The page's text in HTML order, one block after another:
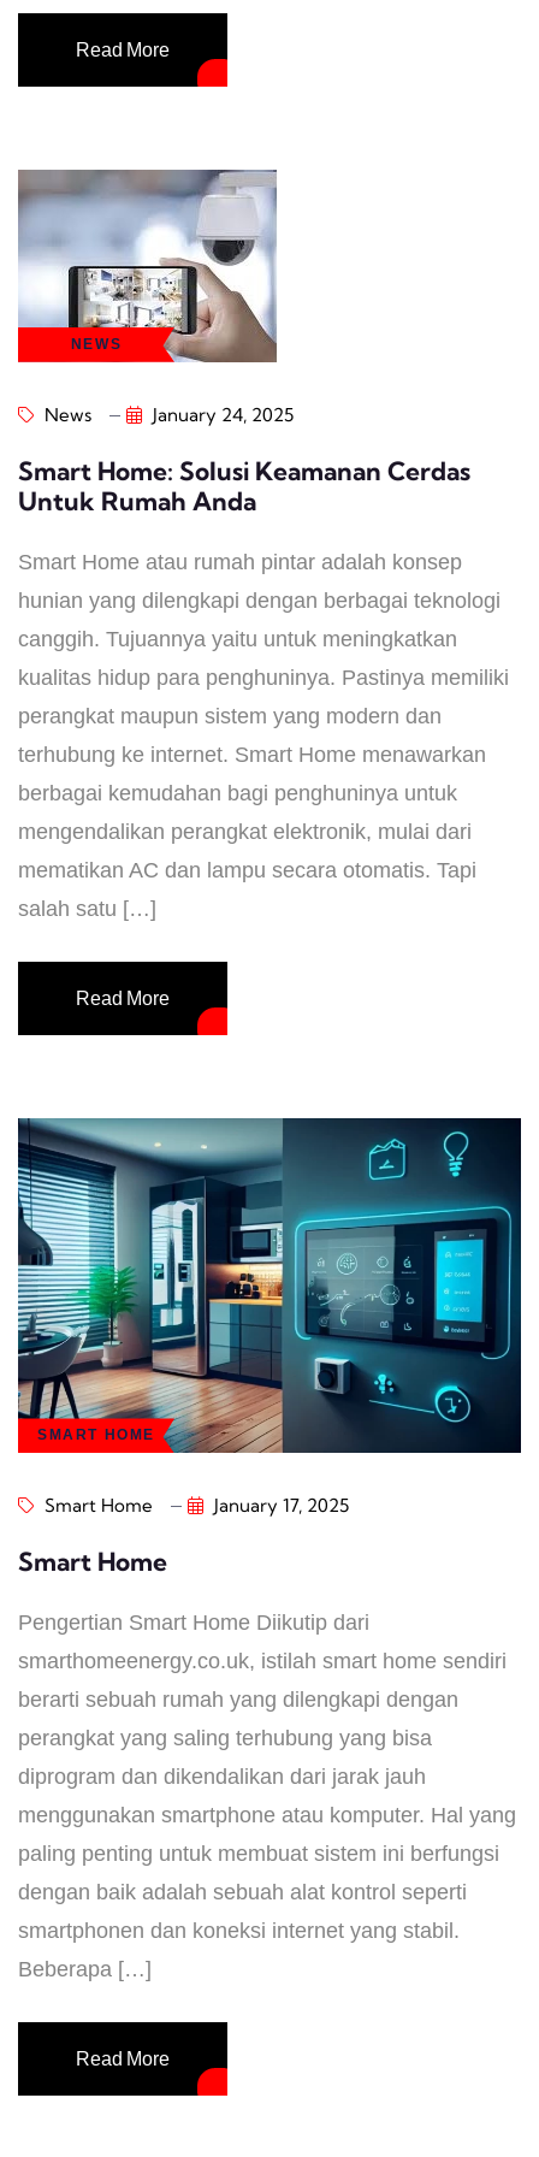
Read More
NEWS
News January 24, 2025
Smart Home: Solusi Keamanan Cerdas
Untuk Rumah Anda
Smart Home atau rumah pintar adalah konsep
hunian yang dilengkapi dengan berbagai teknologi
canggih. Tujuannya yaitu untuk meningkatkan
kualitas hidup para penghuninya. Pastinya memiliki
perangkat maupun sistem yang modern dan
terhubung ke internet. Smart Home menawarkan
berbagai kemudahan bagi penghuninya untuk
mengendalikan perangkat elektronik, mulai dari
mematikan AC dan lampu secara otomatis. Tapi
salah satu […]
Read More
SMART HOME
Smart Home January 17, 2025
Smart Home
Pengertian Smart Home Diikutip dari
smarthomeenergy.co.uk, istilah smart home sendiri
berarti sebuah rumah yang dilengkapi dengan
perangkat yang saling terhubung yang bisa
diprogram dan dikendalikan dari jarak jauh
menggunakan smartphone atau komputer. Hal yang
paling penting untuk membuat sistem ini berfungsi
dengan baik adalah sebuah alat kontrol seperti
smartphonen dan koneksi internet yang stabil.
Beberapa […]
Read More